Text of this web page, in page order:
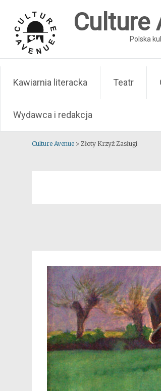
content
Culture
Polska
Kawiarnia literacka Teatr
Wydawca i redakcja
Culture Avenue > Złoty Krzyż Zasługi